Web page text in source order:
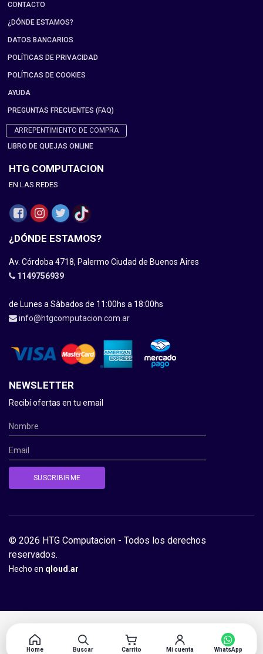
CONTACTO
¿DÓNDE ESTAMOS?
DATOS BANCARIOS
POLÍTICAS DE PRIVACIDAD
POLÍTICAS DE COOKIES
AYUDA
PREGUNTAS FRECUENTES (FAQ)
ARREPENTIMIENTO DE COMPRA
LIBRO DE QUEJAS ONLINE
HTG COMPUTACION
EN LAS REDES
¿DÓNDE ESTAMOS?
Av. Córdoba 4718, Palermo Ciudad de Buenos Aires
1149756939
de Lunes a Sàbados de 11:00hs a 18:00hs
info@htgcomputacion.com.ar
NEWSLETTER
Recibí ofertas en tu email
© 2026 HTG Computacion - Todos los derechos
reservados.
Hecho en qloud.ar
Home Buscar Carrito Mi cuenta